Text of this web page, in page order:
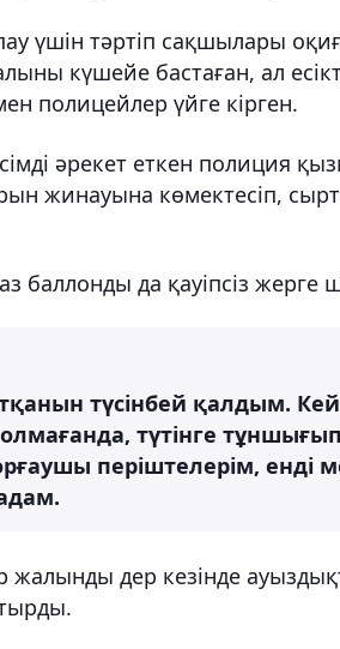
үшін тәртіп сақшылары
күшейе бастаған, ал
полицейлер үйге кірген.
әрекет еткен полиция
жинауына көмектесіп,
баллонды да қауіпсіз жерге
түсінбей қалдым.
түтінге
періштелерім, енді
жалынды дер кезінде